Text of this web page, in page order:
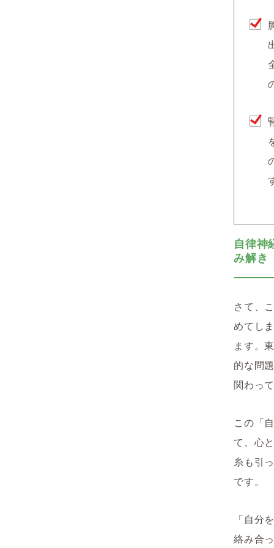
自律神
み解き
さて、
めてし
ます。
的な問
関わっ
この「
て、心
糸も引
です。
「自分
絡み合